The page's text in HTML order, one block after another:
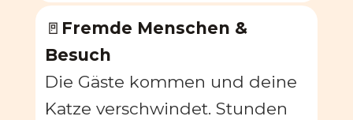
🚪 Fremde Menschen &
Besuch
Die Gäste kommen und deine
Katze verschwindet. Stunden